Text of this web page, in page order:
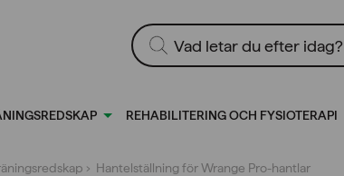
Produktsökning
REHABILITERING OCH FYSIOTERAPI
› Hantelställning för Wrange Pro-hantlar